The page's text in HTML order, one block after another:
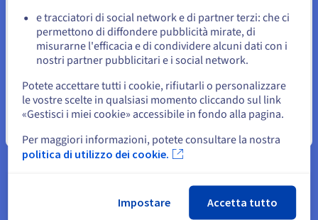
IOPS vs. Throughput
Un altro punto importante da considerare è la priorità in
termini di performance. Sebbene gli IOPS e il throughput
siano parametri di performance vitali, misurano aspetti
quantifica il numero di singole operazioni di lettura o scrittura
che un dispositivo di storage è in grado di gestire al secondo.
Resta sul sito web attuale
Seleziona un altro sito web
e tracciatori di social network e di partner terzi: che ci
permettono di diffondere pubblicità mirate, di
misurarne l'efficacia e di condividere alcuni dati con i
nostri partner pubblicitari e i social network.
Potete accettare tutti i cookie, rifiutarli o personalizzare
le vostre scelte in qualsiasi momento cliccando sul link
«Gestisci i miei cookie» accessibile in fondo alla pagina.
Per maggiori informazioni, potete consultare la nostra
politica di utilizzo dei cookie.
Impostare Accetta tutto